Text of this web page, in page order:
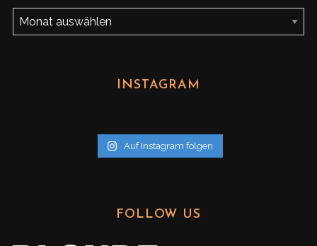
A
r
INSTAGRAM
Auf Instagram folgen
FOLLOW US